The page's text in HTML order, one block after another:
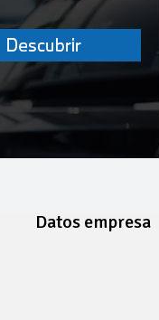
Datos empresa